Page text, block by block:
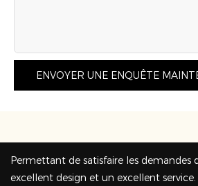
ENVOYER UNE ENQUÊTE
Permettant de satisfaire les demandes
excellent design et un excellent service.